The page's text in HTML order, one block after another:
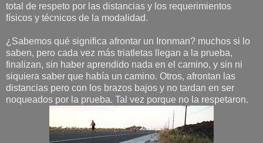
total de respeto por las distancias y los requerimientos
físicos y técnicos de la modalidad.
¿Sabemos qué significa afrontar un Ironman? muchos si lo
saben, pero cada vez más triatletas llegan a la prueba,
finalizan, sin haber aprendido nada en el camino, y sin ni
siquiera saber que había un camino. Otros, afrontan las
distancias pero con los brazos bajos y no tardan en ser
noqueados por la prueba. Tal vez porque no la respetaron.